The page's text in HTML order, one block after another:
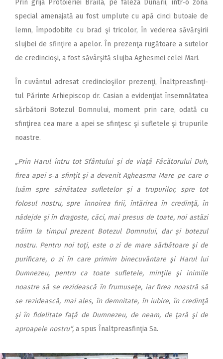
Prin grija Protoieriei Brăila, pe faleza Dunării, într‑o zonă
special amenajată au fost umplute cu apă cinci butoaie de
lemn, împodobite cu brad şi tricolor, în vederea săvărşirii
slujbei de sfinţire a apelor. În prezenţa rugătoare a sutelor
de credincioşi, a fost săvârşită slujba Aghesmei celei Mari.
În cuvântul adresat credin­cioşilor prezenţi, Înalt­preasfin­ţi­
tul Părinte Arhiepiscop dr. Casian a evidenţiat însemnătatea
sărbătorii Botezul Domnului, moment prin care, odată cu
sfinţirea cea mare a apei se sfinţesc şi sufletele şi trupurile
noastre.
„Prin Harul întru tot Sfântului şi de viaţă Făcătorului Duh,
firea apei s‑a sfinţit şi a devenit Agheasma Mare pe care o
luăm spre sănătatea sufletelor şi a trupurilor, spre tot
folosul nostru, spre înnoirea firii, întărirea în credinţă, în
nădejde şi în dragoste, căci, mai presus de toate, noi astăzi
trăim la timpul prezent Botezul Domnului, dar şi botezul
nostru. Pentru noi toţi, este o zi de mare sărbătoare şi de
purificare, o zi în care primim binecuvântare şi Harul lui
Dumnezeu, pentru ca toate sufletele, minţile şi inimile
noastre să se rezidească în frumuseţe, iar firea noastră să
se rezidească, mai ales, în demnitate, în iubire, în credinţă
şi în fidelitate faţă de Dumnezeu, de neam, de ţară şi de
aproapele nostru“, a spus Înaltpreasfinţia Sa.